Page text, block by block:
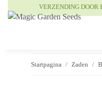
VERZENDING DOOR
Startpagina Zaden